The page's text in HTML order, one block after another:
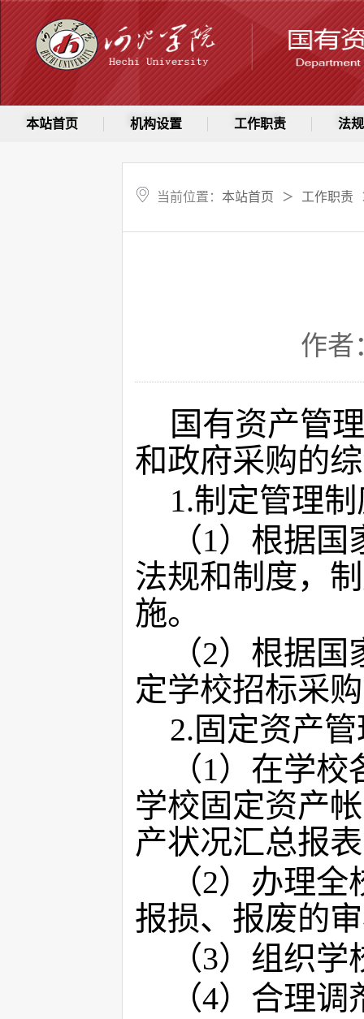
本站首页 机构设置 工作职责 法
当前位置： 本站首页 ＞ 工作职责
作者
国有资产管
和政府采购的
1.制定管理
（1）根据国
法规和制度，
施。
（2）根据国
定学校招标采
2.固定资产
（1）在学校
学校固定资产
产状况汇总报
（2）办理全
报损、报废的
（3）组织学
（4）合理调